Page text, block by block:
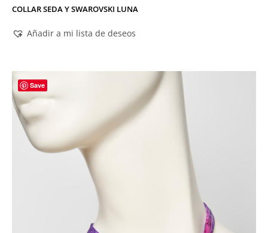
COLLAR SEDA Y SWAROVSKI LUNA
Añadir a mi lista de deseos
Save